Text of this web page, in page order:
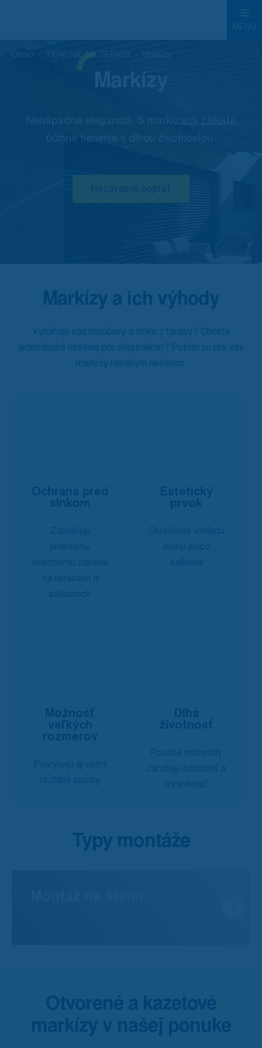
MENU
Domů TIENENIE NA TERASY
Markízy
Nenápadná elegancia. S markízami získate
účinné tienenie s dlhou životnosťou.
Nezávazně poptat
Markízy a ich výhody
Vyháňajú vás horúčavy a slnko z terasy? Chcete
jednoduché riešenie pre svoj balkón? Potom sú pre vás
markízy ideálnym riešením.
Ochrana pred
slnkom
Zabráňujú
priamemu
slnečnému žiareniu
na terasách a
balkónoch
Estetický
prvok
Skrášlenie vzhľadu
domu alebo
balkóna
Možnosť
veľkých
rozmerov
Pokrývajú aj veľmi
rozľahlé plochy
Dlhá
životnosť
Použité materiály
zaručujú odolnosť a
trvanlivosť
Typy montáže
Otvorené a kazetové
markízy v našej ponuke